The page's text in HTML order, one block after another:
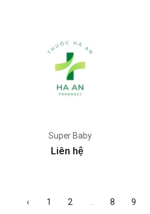
Super Baby
Liên hệ
‹ 1 2 8 9